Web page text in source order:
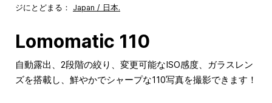
ジにとどまる： Japan / 日本.
Lomomatic 110
自動露出、2段階の絞り、変更可能なISO感度、ガラスレン
ズを搭載し、鮮やかでシャープな110写真を撮影できます！